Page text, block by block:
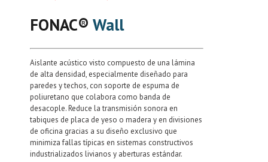
FONAC®️ Wall
Aislante acústico visto compuesto de una lámina
de alta densidad, especialmente diseñado para
paredes y techos, con soporte de espuma de
poliuretano que colabora como banda de
desacople. Reduce la transmisión sonora en
tabiques de placa de yeso o madera y en divisiones
de oficina gracias a su diseño exclusivo que
minimiza fallas típicas en sistemas constructivos
industrializados livianos y aberturas estándar.